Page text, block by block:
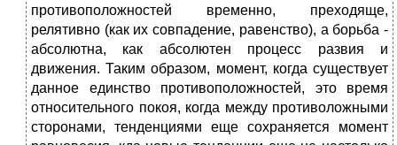
противоположностей временно, преходяще,
релятивно (как их совпадение, равенство), а борьба -
абсолютна, как абсолютен процесс развия и
движения. Таким образом, момент, когда существует
данное единство противоположностей, это время
относительного покоя, когда между противоложными
сторонами, тенденциями еще сохраняется момент